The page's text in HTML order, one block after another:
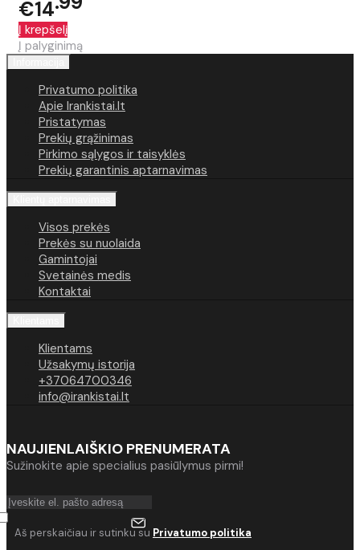
€14
Į krepšelį
Į palyginimą
Privatumo politika
Apie Irankistai.lt
Pristatymas
Prekių grąžinimas
Pirkimo sąlygos ir taisyklės
Prekių garantinis aptarnavimas
Visos prekės
Prekės su nuolaida
Gamintojai
Svetainės medis
Kontaktai
Klientams
Užsakymų istorija
+37064700346
info@irankistai.lt
NAUJIENLAIŠKIO PRENUMERATA
Sužinokite apie specialius pasiūlymus pirmi!
Aš perskaičiau ir sutinku su Privatumo politika